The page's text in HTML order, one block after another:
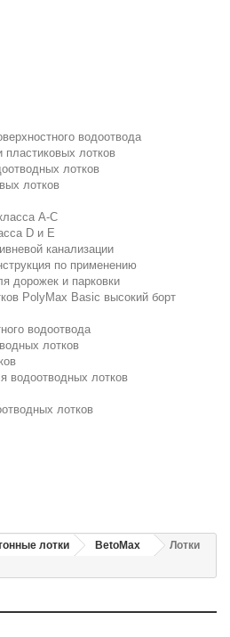
водоотвода
пластиковых лотков
лотков
лотков
A-C
D и E
канализации
по применению
дорожек и парковки
PolyMax Basic высокий борт
водоотвода
лотков
водоотводных лотков
лотков
лотки BetoMax
Лотки